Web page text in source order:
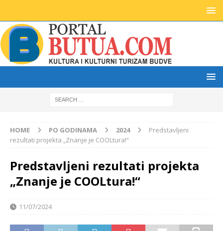
HOME PO GODINAMA 2024
Predstavljeni
rezultati projekta „Znanje je COOLtura!“
Predstavljeni rezultati projekta
„Znanje je COOLtura!“
11/07/2024